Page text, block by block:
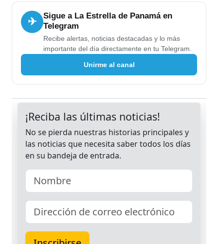
✈
Sigue a La Estrella de Panamá en
Telegram
Recibe alertas, noticias destacadas y lo más
importante del día directamente en tu Telegram.
Unirme al canal